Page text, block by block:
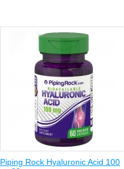
Piping Rock Hyaluronic Acid 100